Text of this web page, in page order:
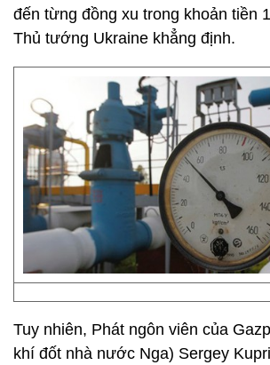
đến từng đồng xu trong khoản tiền
Thủ tướng Ukraine khẳng định.
Tuy nhiên, Phát ngôn viên của
khí đốt nhà nước Nga) Sergey